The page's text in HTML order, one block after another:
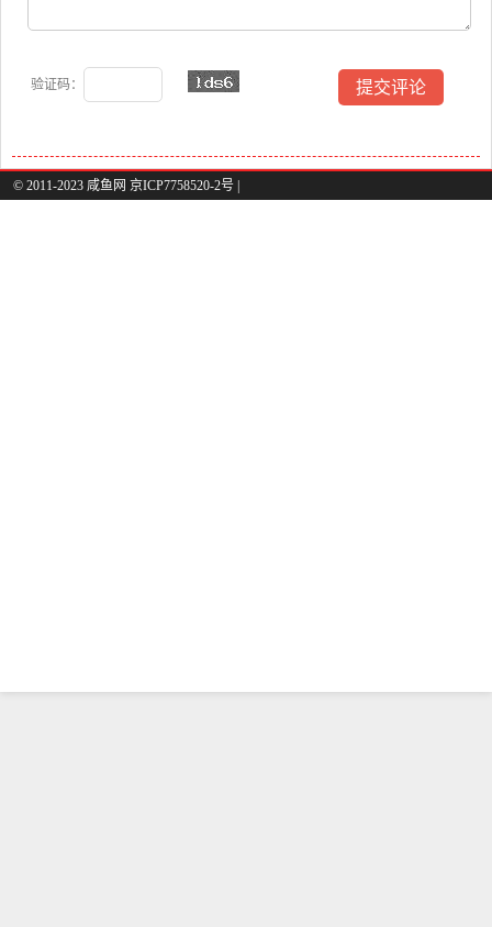
验证码：
© 2011-2023 咸鱼网 京ICP7758520-2号 |